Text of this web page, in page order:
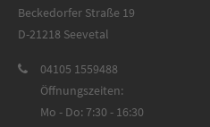
Beckedorfer Straße 19
D-21218 Seevetal
04105 1559488
Öffnungszeiten:
Mo - Do: 7:30 - 16:30